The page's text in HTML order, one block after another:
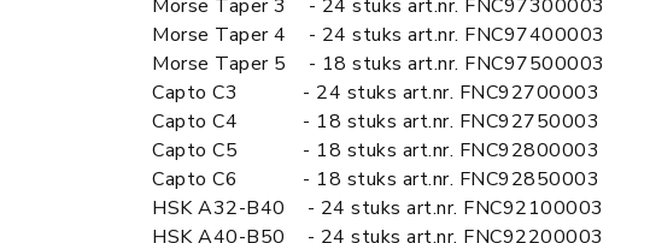
Morse Taper 3 - 24 stuks art.nr. FNC97300003
Morse Taper 4 - 24 stuks art.nr. FNC97400003
Morse Taper 5 - 18 stuks art.nr. FNC97500003
Capto C3 - 24 stuks art.nr. FNC92700003
Capto C4 - 18 stuks art.nr. FNC92750003
Capto C5 - 18 stuks art.nr. FNC92800003
Capto C6 - 18 stuks art.nr. FNC92850003
HSK A32-B40 - 24 stuks art.nr. FNC92100003
HSK A40-B50 - 24 stuks art.nr. FNC92200003